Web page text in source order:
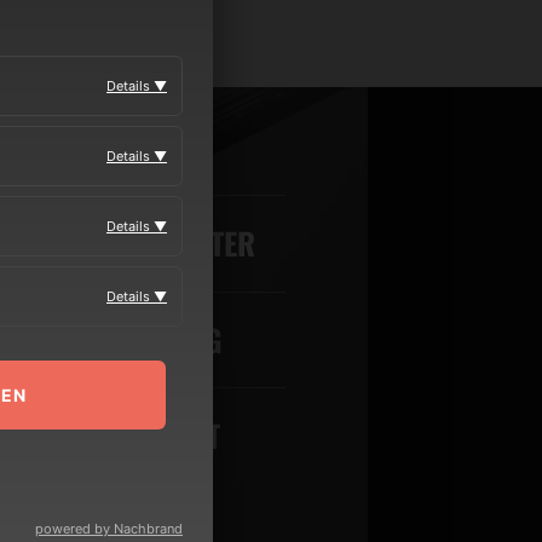
MEDIA
VERANSTALTER
KONTAKT
Details ▼
Details ▼
Details ▼
Details ▼
powered by Nachbrand